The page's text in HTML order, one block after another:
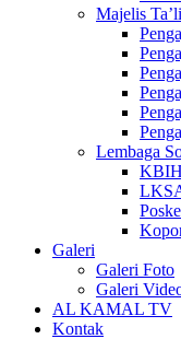
Majelis
Lembaga
Galeri
Galeri Foto
Galeri
AL KAMAL TV
Kontak